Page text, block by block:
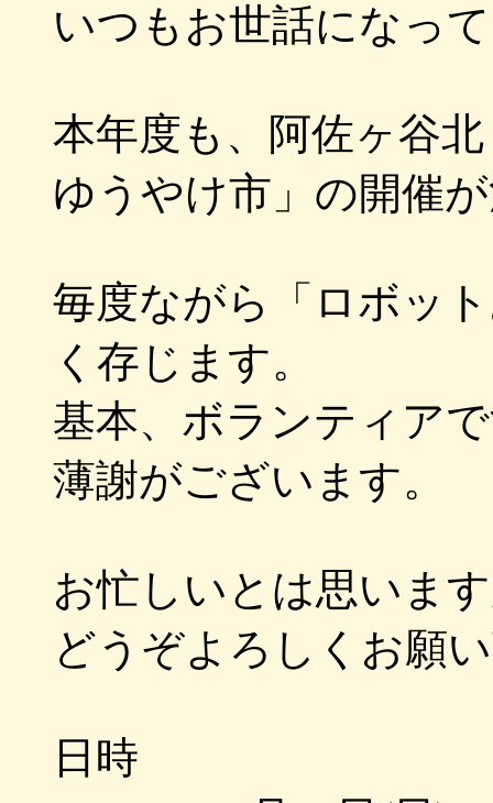
いつもお世話になっ
本年度も、阿佐ヶ谷
ゆうやけ市」の開催
毎度ながら「ロボッ
く存じます。
基本、ボランティア
薄謝がございます。
お忙しいとは思いま
どうぞよろしくお願
日時